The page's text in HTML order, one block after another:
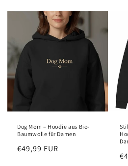
Dog Mom – Hoodie aus Bio-
Baumwolle für Damen
Regular
€49,99 EUR